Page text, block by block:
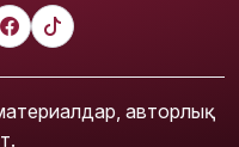
авторлық